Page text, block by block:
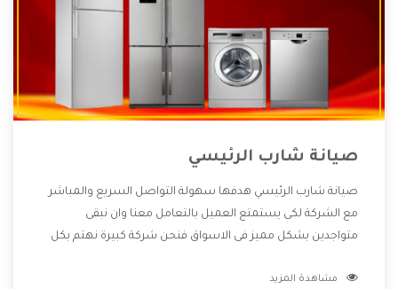
صيانة شارب الرئيسي
صيانة شارب الرئيسي هدفها سهولة التواصل السريع والمباشر
مع الشركة لكى يستمتع العميل بالتعامل معنا وان نبقى
متواجدين بشكل مميز فى الاسواق فنحن شركة كبيرة نهتم بكل
الشركة بها والتى تكون منها خدمة الصيانة التى تكون من أهم
مشاهدة المزيد